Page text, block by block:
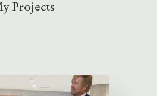
Projects